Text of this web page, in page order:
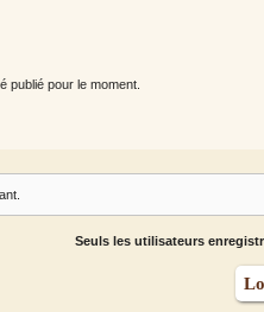
publié pour le moment.
Seuls les utilisateurs